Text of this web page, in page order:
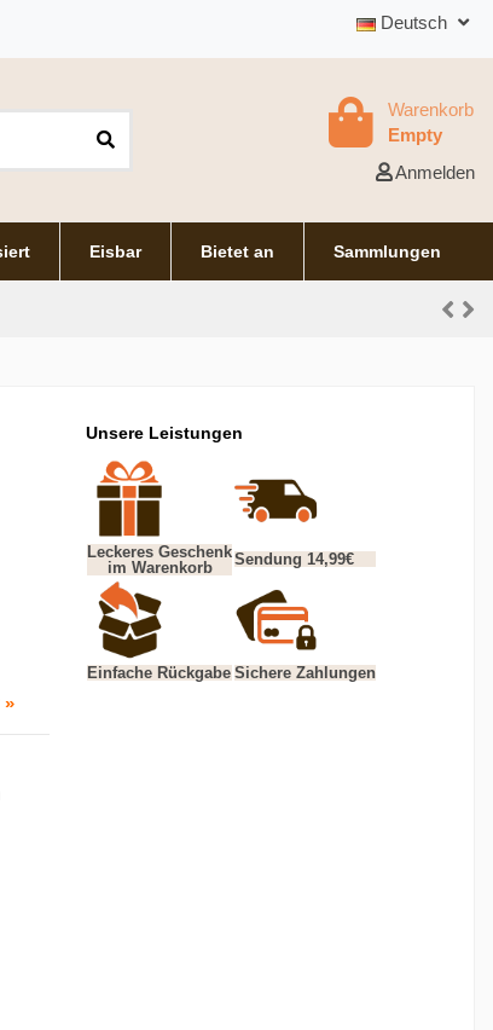
Deutsch
Warenkorb
Empty
Anmelden
Eisbar Bietet an Sammlungen
»
Unsere Leistungen
Leckeres Geschenk
im Warenkorb
Sendung 14,99€
Einfache Rückgabe Sichere Zahlungen